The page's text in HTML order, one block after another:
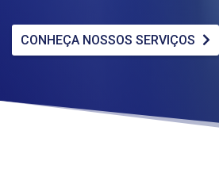
CONHEÇA NOSSOS SERVIÇOS